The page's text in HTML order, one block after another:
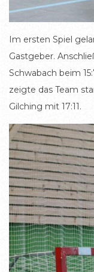
Im ersten Spiel
Gastgeber.
Schwabach beim
zeigte das Team
Gilching mit 17:11.